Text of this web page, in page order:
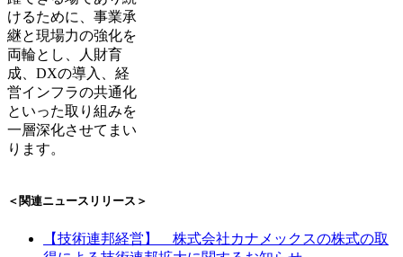
けるために、事業承
継と現場力の強化を
両輪とし、人財育
成、DXの導入、経
営インフラの共通化
といった取り組みを
一層深化させてまい
ります。
＜関連ニュースリリース＞
【技術連邦経営】 株式会社カナメックスの株式の取